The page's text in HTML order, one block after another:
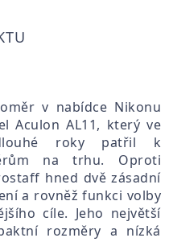
v nabídce Nikonu
Aculon AL11, který ve
roky patřil k
na trhu. Oproti
hned dvě zásadní
a rovněž funkci volby
cíle. Jeho největší
rozměry a nízká